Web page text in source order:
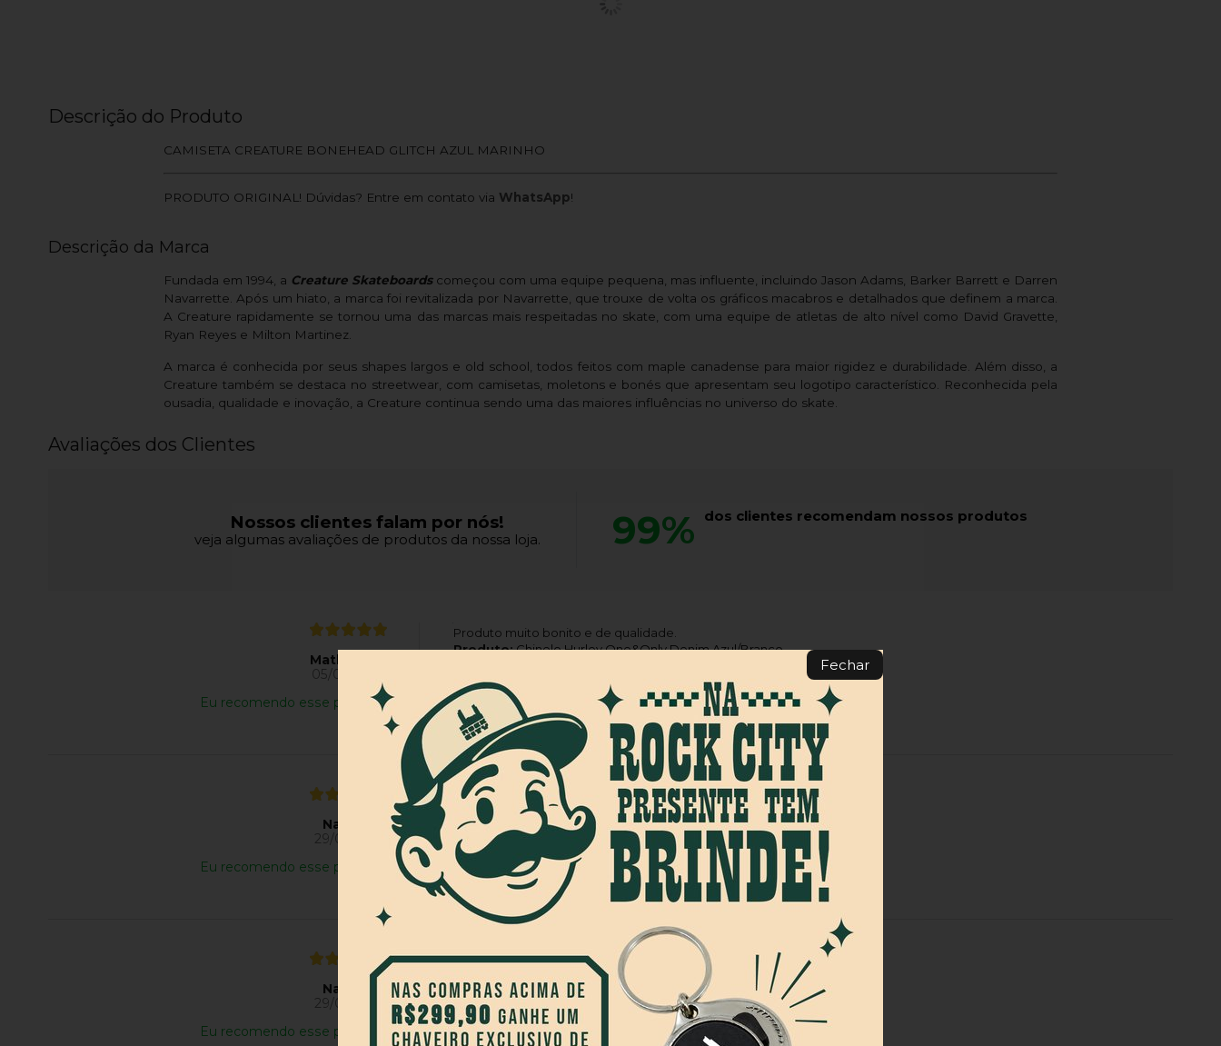
Descrição do Produto
CAMISETA CREATURE BONEHEAD GLITCH AZUL MARINHO
PRODUTO ORIGINAL! Dúvidas? Entre em contato via WhatsApp!
Descrição da Marca
Fundada em 1994, a Creature Skateboardscomeçou com uma equipe pequena, mas influente, incluindo Jason Adams, Barker Barrett e Darren
Navarrette. Após um hiato, a marca foi revitalizada por Navarrette, que trouxe de volta os gráficos macabros e detalhados que definem a marca.
A Creature rapidamente se tornou uma das marcas mais respeitadas no skate, com uma equipe de atletas de alto nível como David Gravette,
Ryan Reyes e Milton Martinez.
A marca é conhecida por seus shapes largos e old school, todos feitos com maple canadense para maior rigidez e durabilidade. Além disso, a
Creature também se destaca no streetwear, com camisetas, moletons e bonés que apresentam seu logotipo característico. Reconhecida pela
ousadia, qualidade e inovação, a Creature continua sendo uma das maiores influências no universo do skate.
Avaliações dos Clientes
Nossos clientes falam por nós!
veja algumas avaliações de produtos da nossa loja. 99% dos clientes recomendam nossos produtos
Matheus S.
05/08/2026
Eu recomendo esse produto.
Produto muito bonito e de qualidade.
Produto:Chinelo Hurley One&Only Denim Azul/Branco
Natália R.
29/07/2026
Eu recomendo esse produto.
Produto: Camiseta Creature Haunted Sea Ss Vermelho
Natália R.
29/07/2026
Eu recomendo esse produto.
Produto:Calça Blunt Renvy Black Jeans Preto
Fechar